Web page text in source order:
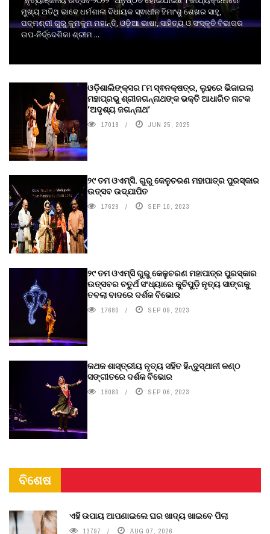
ମୁଖ୍ୟ ଅତିଥି ଭାବେ ଧର୍ମଶାଳା ବିଧାୟକ ସ୍ଵାଧୀନ ହିମାଂଶୁ ଶେଖର ସାହୁ,
ପଦ୍ମଶ୍ରୀ ଗୁରୁ କୁମକୁମ ମହାନ୍ତି, ଓଡ଼ିଆ ଭାଷା, ସାହିତ୍ୟ ଓ ସଂସ୍କୃତି ବିଭାଗର
ଉପ-ନିର୍ଦ୍ଦେଶିକା ଶ୍ରୀମ ...
ଓଡ଼ିଶାଲିଙ୍କ୍ସର ୮ମ ସ୍ଵନକ୍ଷତ୍ର, ଲୁହରେ ଭିଜାଇଲା
ମହାପ୍ରଭୁ ଶ୍ରୀଜଗନ୍ନାଥଙ୍କ ଭକ୍ତି ଆଧାରିତ ନାଟକ
‘ଅଦୃଶ୍ୟ ଜଗନ୍ନାଥ‘
17018 JUN 25, 2025
୨୯ ତମ ଓଏମ୍‌ସି. ଗୁରୁ କେଳୁଚରଣ ମହାପାତ୍ର ପୁରସ୍କାର
ଉତ୍ସବ ଉଦ୍‍ଯାପିତ
17629 SEP 10, 2023
୨୯ ତମ ଓଏମ୍‌ସି ଗୁରୁ କେଳୁଚରଣ ମହାପାତ୍ର ପୁରସ୍କାର
ଉତ୍ସବର ଚତୁର୍ଥ ସଂଧ୍ୟାରେ କୁଚିପୁଡ଼ି ନୃତ୍ୟ ସାଙ୍ଗକୁ
ତବଲା ବାଦରେ ଦର୍ଶକ ବିଭୋର
17680 SEP 09, 2023
କଥକ ଶାସ୍ତ୍ରୀୟ ନୃତ୍ୟ ସହିତ ହିନ୍ଦୁସ୍ଥାନୀ କଣ୍ଠ
ସଙ୍ଗୀତରେ ଦର୍ଶକ ବିଭୋର
18080 SEP 06, 2023
ବିଶେଷ
ଏହି ଉପାୟ ଆପଣାଇଲେ ଘର ଖାଦ୍ୟ ଖାଇବେ ପିଲା
13797 AUG 07, 2026